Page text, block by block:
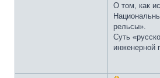
О том, как
рельсы».
Суть
инженерной